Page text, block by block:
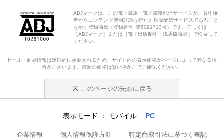
ABJマークは、この電子書店・電子書籍配信サービスが、著作権
者からコンテンツ使用許諾を得た正規版配信サービスであること
を示す登録商標（登録番号 第6091713号）です。詳しくは
［ABJマーク］または［電子出版制作・流通協議会］で検索して
ください。
セール・商品情報は定期的に更新されるため、サイト内の表示価格がページによって異なる場
合がございます。最新の価格は買い物かごでご確認ください。
このページの先頭に戻る
表示モード モバイル PC
企業情報 個人情報保護方針 特定商取引法に基づく表記